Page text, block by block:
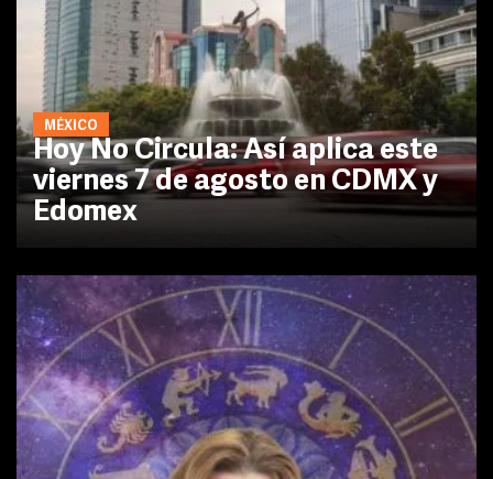
MÉXICO
Hoy No Circula: Así aplica este
viernes 7 de agosto en CDMX y
Edomex